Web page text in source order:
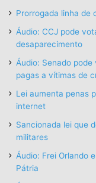
Prorrogada linha de
Áudio: CCJ pode
desaparecimento
Áudio: Senado
pagas a vítimas de
Lei aumenta penas
internet
Sancionada lei que
militares
Áudio: Frei Orlando
Pátria